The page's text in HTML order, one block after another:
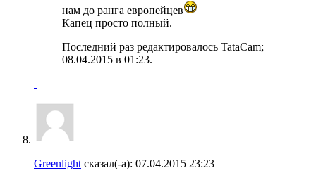
нам до ранга европейцев
Капец просто полный.
Последний раз редактировалось TataCam;
08.04.2015 в 01:23.
Greenlight сказал(-а): 07.04.2015 23:23